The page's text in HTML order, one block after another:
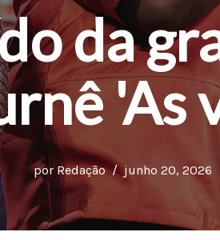
da
'As
por Redação junho 20, 2026